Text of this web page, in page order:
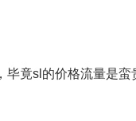
竟sl的价格流量是蛮